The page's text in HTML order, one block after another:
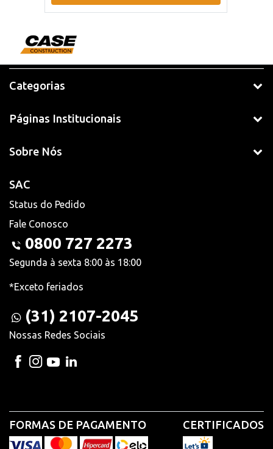
Categorias
Páginas Institucionais
Sobre Nós
SAC
Status do Pedido
Fale Conosco
0800 727 2273
Segunda à sexta 8:00 às 18:00
*Exceto feriados
(31) 2107-2045
Nossas Redes Sociais
FORMAS DE PAGAMENTO CERTIFICADOS